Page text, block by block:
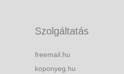
Szolgáltatás
freemail.hu
koponyeg.hu